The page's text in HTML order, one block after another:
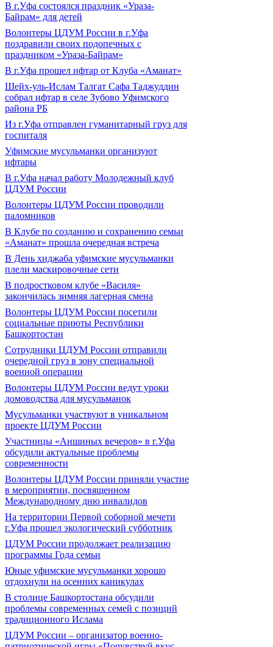
В г.Уфа состоялся праздник «Ураза-
Байрам» для детей
Волонтеры ЦДУМ России в г.Уфа
поздравили своих подопечных с
праздником «Ураза-Байрам»
В г.Уфа прошел ифтар от Клуба «Аманат»
Шейх-уль-Ислам Талгат Сафа Таджуддин
собрал ифтар в селе Зубово Уфимского
района РБ
Из г.Уфа отправлен гуманитарный груз для
госпиталя
Уфимские мусульманки организуют
ифтары
В г.Уфа начал работу Молодежный клуб
ЦДУМ России
Волонтеры ЦДУМ России проводили
паломников
В Клубе по созданию и сохранению семьи
«Аманат» прошла очередная встреча
В День хиджаба уфимские мусульманки
плели маскировочные сети
В подростковом клубе «Василя»
закончилась зимняя лагерная смена
Волонтеры ЦДУМ России посетили
социальные приюты Республики
Башкортостан
Сотрудники ЦДУМ России отправили
очередной груз в зону специальной
военной операции
Волонтеры ЦДУМ России ведут уроки
домоводства для мусульманок
Мусульманки участвуют в уникальном
проекте ЦДУМ России
Участницы «Аишиных вечеров» в г.Уфа
обсудили актуальные проблемы
современности
Волонтеры ЦДУМ России приняли участие
в мероприятии, посвященном
Международному дню инвалидов
На территории Первой соборной мечети
г.Уфа прошел экологический субботник
ЦДУМ России продолжает реализацию
программы Года семьи
Юные уфимские мусульманки хорошо
отдохнули на осенних каникулах
В столице Башкортостана обсудили
проблемы современных семей с позиций
традиционного Ислама
ЦДУМ России – организатор военно-